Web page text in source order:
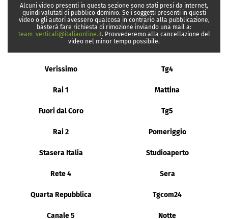
Alcuni video presenti in questa sezione sono stati presi da internet,
quindi valutati di pubblico dominio. Se i soggetti presenti in questi
video o gli autori avessero qualcosa in contrario alla pubblicazione,
basterà fare richiesta di rimozione inviando una mail a:
team_verticali@italiaonline.it. Provvederemo alla cancellazione del
video nel minor tempo possibile.
Verissimo Tg4
Rai 1 Mattina
Fuori dal Coro Tg5
Rai 2 Pomeriggio
Stasera Italia Studioaperto
Rete 4 Sera
Quarta Repubblica Tgcom24
Canale 5 Notte